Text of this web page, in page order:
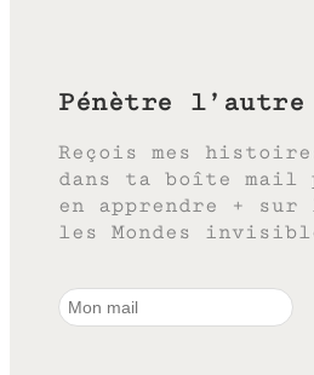
Pénètre l’autre
Reçois mes
dans ta boîte mail
en apprendre +
les Mondes